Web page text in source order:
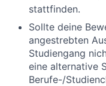
stattfinden.
Sollte deine
angestrebten
Studiengang
eine alternative
Berufe-/